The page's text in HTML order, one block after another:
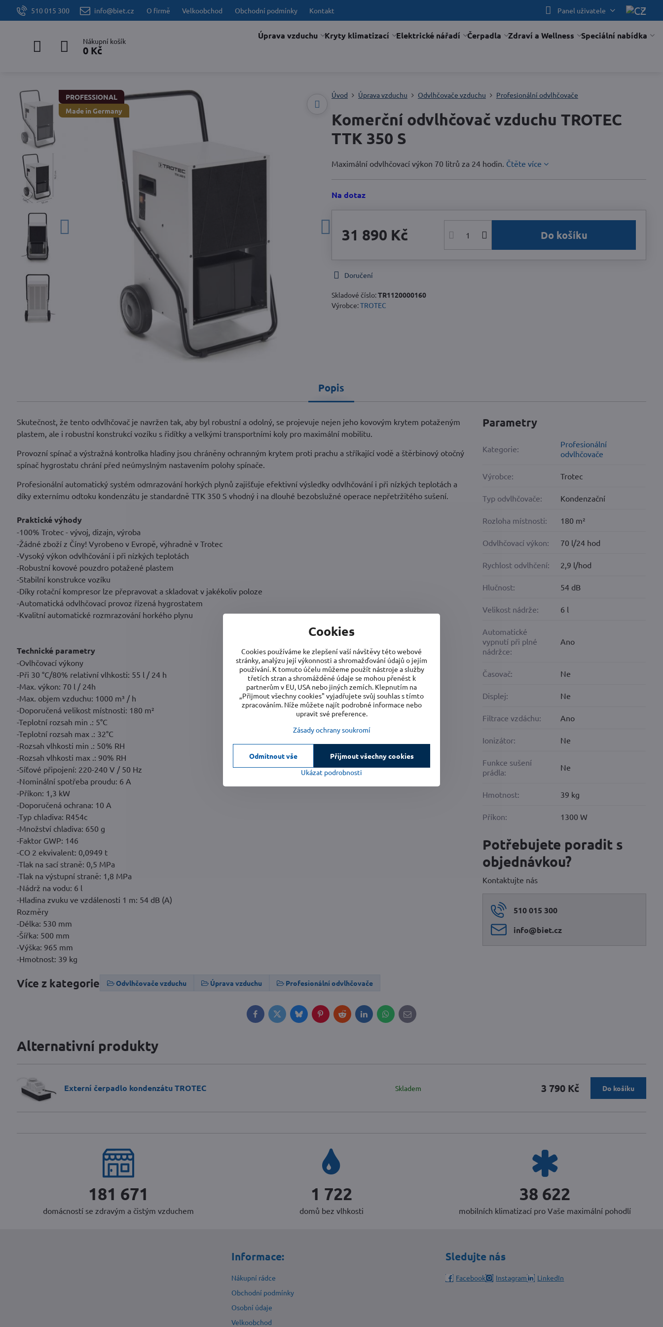
510 015 300 info@biet.cz O firmě Velkoobchod Obchodní podmínky Kontakt Panel uživatele
Nákupní košík
0 Kč
Úprava vzduchu Kryty klimatizací Elektrické nářadí Čerpadla Zdraví a Wellness Speciální nabídka
PROFESSIONAL
Made in Germany
Úvod Úprava vzduchu Odvlhčovače vzduchu Profesionální odvlhčovače
Komerční odvlhčovač vzduchu TROTEC
TTK 350 S
Maximální odvlhčovací výkon 70 litrů za 24 hodin. Čtěte více
Na dotaz
31 890 Kč Do košíku
Doručení
Skladové číslo:TR1120000160
Výrobce:TROTEC
Popis
Skutečnost, že tento odvlhčovač je navržen tak, aby byl robustní a odolný, se projevuje nejen jeho kovovým krytem potaženým
plastem, ale i robustní konstrukcí vozíku s řidítky a velkými transportními koly pro maximální mobilitu.
Provozní spínač a výstražná kontrolka hladiny jsou chráněny ochranným krytem proti prachu a stříkající vodě a štěrbinový otočný
spínač hygrostatu chrání před neúmyslným nastavením polohy spínače.
Profesionální automatický systém odmrazování horkých plynů zajišťuje efektivní výsledky odvlhčování i při nízkých teplotách a
díky externímu odtoku kondenzátu je standardně TTK 350 S vhodný i na dlouhé bezobslužné operace nepřetržitého sušení.
Praktické výhody
-100% Trotec - vývoj, dizajn, výroba
-Žádné zboží z Číny! Vyrobeno v Evropě, výhradně v Trotec
-Vysoký výkon odvlhčování i při nízkých teplotách
-Robustní kovové pouzdro potažené plastem
-Stabilní konstrukce vozíku
-Díky rotační kompresor lze přepravovat a skladovat v jakékoliv poloze
-Automatická odvlhčovací provoz řízená hygrostatem
-Kvalitní automatické rozmrazování horkého plynu
Technické parametry
-Ovlhčovací výkony
-Při 30 °C/80% relativní vlhkosti: 55 l / 24 h
-Max. výkon: 70 l / 24h
-Max. objem vzduchu: 1000 m³ / h
-Doporučená velikost místnosti: 180 m²
-Teplotní rozsah min .: 5°C
-Teplotní rozsah max .: 32°C
-Rozsah vlhkosti min .: 50% RH
-Rozsah vlhkosti max .: 90% RH
-Síťové připojení: 220-240 V / 50 Hz
-Nominální spotřeba proudu: 6 A
-Příkon: 1,3 kW
-Doporučená ochrana: 10 A
-Typ chladiva: R454c
-Množství chladiva: 650 g
-Faktor GWP: 146
-CO 2 ekvivalent: 0,0949 t
-Tlak na sací straně: 0,5 MPa
-Tlak na výstupní straně: 1,8 MPa
-Nádrž na vodu: 6 l
-Hladina zvuku ve vzdálenosti 1 m: 54 dB (A)
Rozměry
-Délka: 530 mm
-Šířka: 500 mm
-Výška: 965 mm
-Hmotnost: 39 kg
Více z kategorie Odvlhčovače vzduchu Úprava vzduchu Profesionální odvlhčovače
Parametry
Kategorie:
Profesionální
odvlhčovače
Výrobce: Trotec
Typ odvlhčovače: Kondenzační
Rozloha místnosti: 180 m²
Odvlhčovací výkon: 70 l/24 hod
Rychlost odvlhčení: 2,9 l/hod
Hlučnost: 54 dB
Velikost nádrže: 6 l
Automatické
vypnutí při plné
nádržce:
Ano
Časovač: Ne
Displej: Ne
Filtrace vzdáchu: Ano
Ionizátor: Ne
Funkce sušení
prádla:
Ne
Hmotnost: 39 kg
Příkon: 1300 W
Potřebujete poradit s
objednávkou?
Kontaktujte nás
510 015 300
info​@biet​.cz
FacebookTwitterBlueskyPinterestRedditLinkedInWhatsApp
E-
mail
Alternativní produkty
Externí čerpadlo kondenzátu TROTEC Skladem 3 790 Kč Do košíku
239 274
domácností se zdravým a čistým vzduchem
2 268
domů bez vlhkosti
50 868
mobilních klimatizací pro Vaše maximální pohodlí
Informace:
Nákupní rádce
Obchodní podmínky
Osobní údaje
Velkoobchod
Sledujte nás
Facebook Instagram LinkedIn
Cookies
Cookies používáme ke zlepšení vaší návštěvy této webové
stránky, analýzu její výkonnosti a shromažďování údajů o jejím
používání. K tomuto účelu můžeme použít nástroje a služby
třetích stran a shromážděné údaje se mohou přenést k
partnerům v EU, USA nebo jiných zemích. Klepnutím na
„Přijmout všechny cookies" vyjadřujete svůj souhlas s tímto
zpracováním. Níže můžete najít podrobné informace nebo
upravit své preference.
Zásady ochrany soukromí
Ukázat podrobnosti
Přijmout všechny cookies
Odmítnout vše